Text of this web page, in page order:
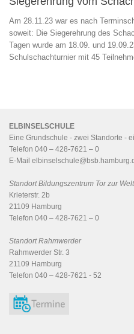
Am 28.11.23 war es nach
soweit: Die Siegerehrung des
Tagen wurde am 18.09. und
Schulschachturnier mit 45
ELBINSELSCHULE
Eine Grundschule - zwei Standorte -
Telefon 040 – 428-7621 – 0
E-Mail
Standort Bildungszentrum Tor zur Welt
Krieterstr. 2b
21109 Hamburg
Telefon 040 – 428-7621 – 0
Standort Rahmwerder
Rahmwerder Str. 3
21109 Hamburg
Telefon 040 – 428-7621 - 52